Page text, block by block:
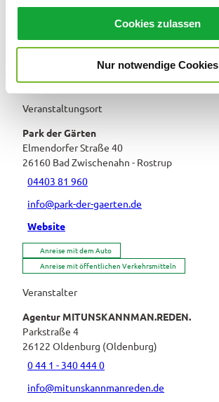
Cookies zulassen
Nur notwendige Cookies
Veranstaltung
Essen & Trinken
Veranstaltungsort
Park der Gärten
Elmendorfer Straße 40
26160 Bad Zwischenahn - Rostrup
04403 81 960
info@park-der-gaerten.de
Website
Anreise mit dem Auto
Anreise mit öffentlichen Verkehrsmitteln
Veranstalter
Agentur MITUNSKANNMAN.REDEN.
Parkstraße 4
26122 Oldenburg (Oldenburg)
0 44 1 - 340 444 0
info@mitunskannmanreden.de